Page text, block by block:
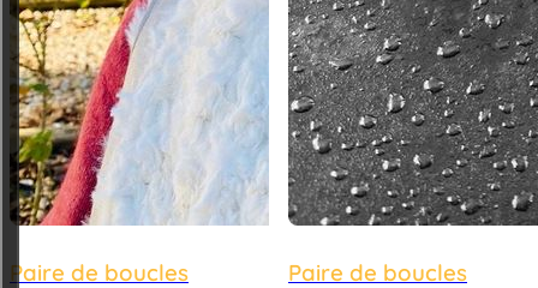
Paire de boucles
Paire de boucles